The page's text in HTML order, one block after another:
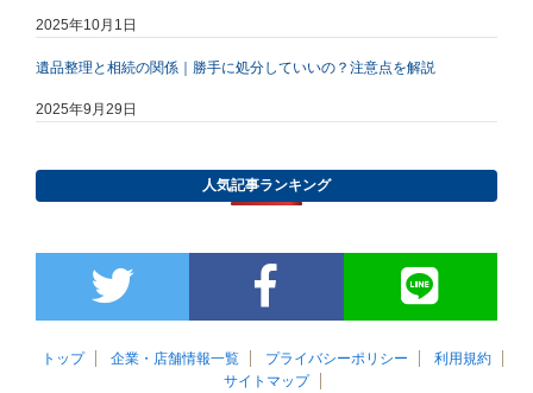
2025年10月1日
遺品整理と相続の関係｜勝手に処分していいの？注意点を解説
2025年9月29日
人気記事ランキング
トップ 企業・店舗情報一覧 プライバシーポリシー
利用規約
サイトマップ